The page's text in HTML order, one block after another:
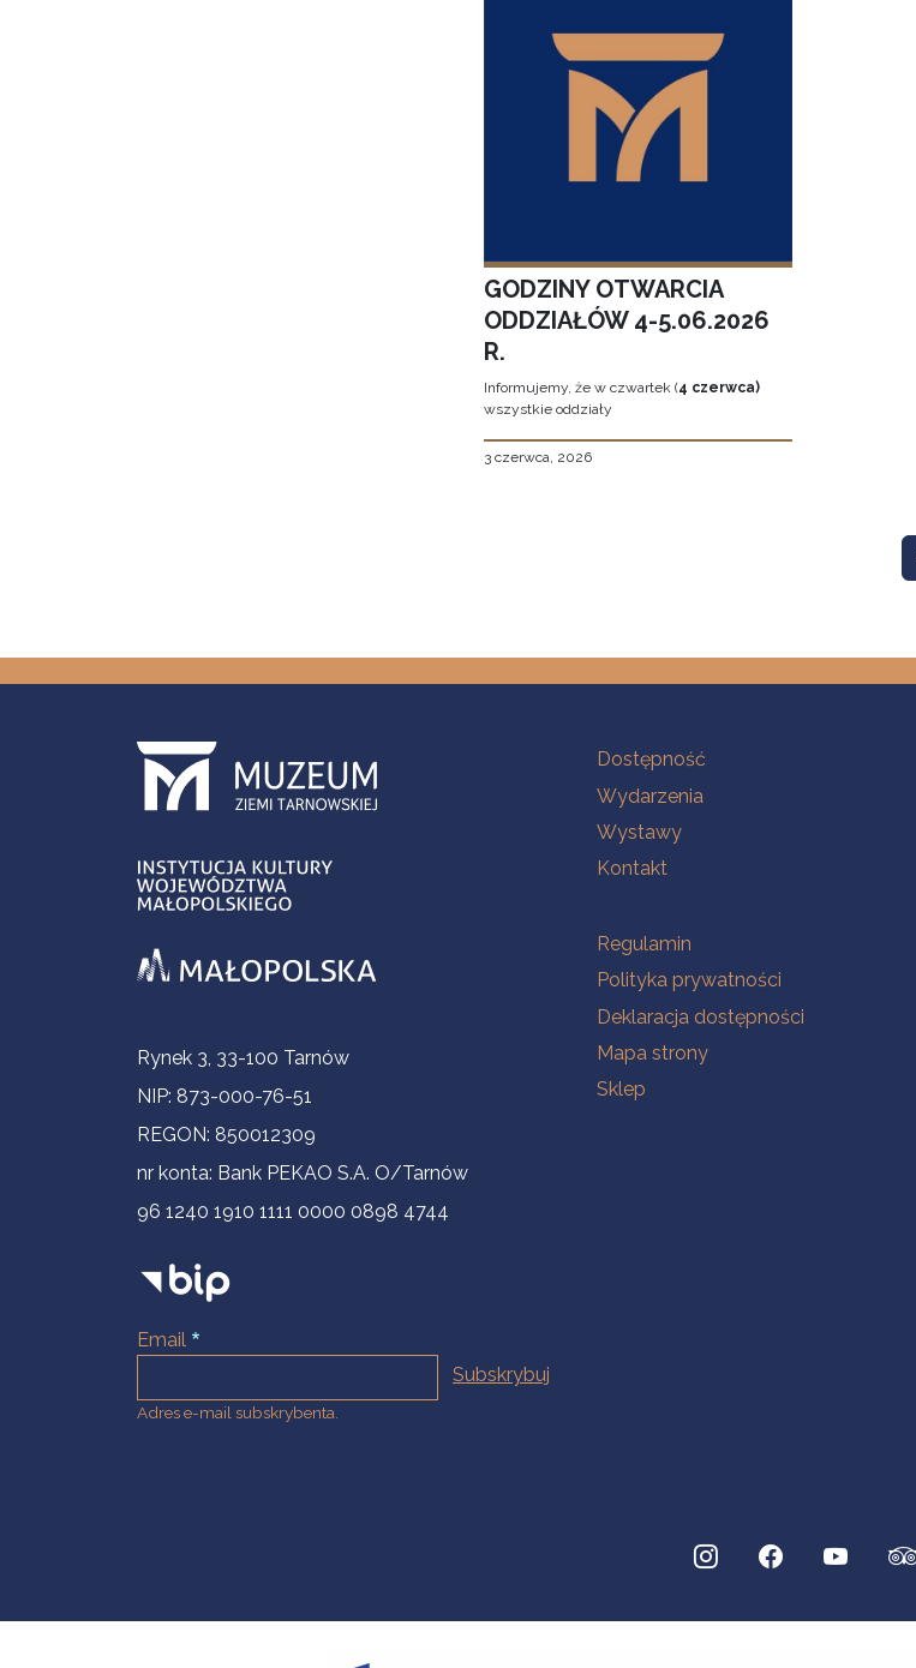
GODZINY OTWARCIA
ODDZIAŁÓW 4-5.06.2026
R.
Informujemy, że w czwartek (4 czerwca)
wszystkie oddziały
3 czerwca, 2026
Informacje kontaktowe
Rynek 3, 33-100 Tarnów
NIP: 873-000-76-51
REGON: 850012309
nr konta: Bank PEKAO S.A. O/Tarnów
96 1240 1910 1111 0000 0898 4744
Email
Adres e-mail subskrybenta.
Na skróty
Dostępność
Wydarzenia
Wystawy
Kontakt
Na skróty
Regulamin
Polityka prywatności
Deklaracja dostępności
Mapa strony
Sklep